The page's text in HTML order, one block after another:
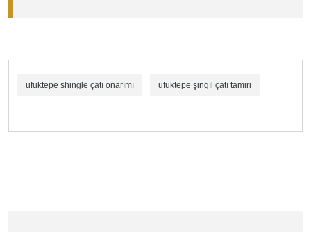
ufuktepe shingle çatı onarımı ufuktepe şingıl çatı tamiri